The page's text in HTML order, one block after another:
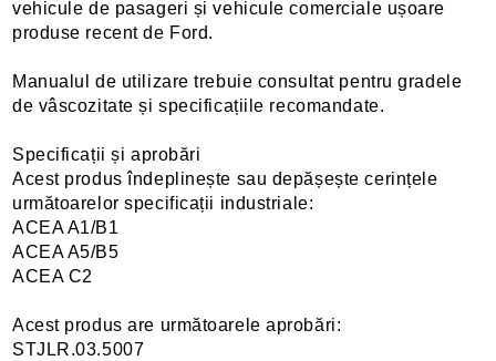
vehicule de pasageri și vehicule comerciale ușoare
produse recent de Ford.
Manualul de utilizare trebuie consultat pentru gradele
de vâscozitate și specificațiile recomandate.
Specificații și aprobări
Acest produs îndeplinește sau depășește cerințele
următoarelor specificații industriale:
ACEA A1/B1
ACEA A5/B5
ACEA C2
Acest produs are următoarele aprobări:
STJLR.03.5007